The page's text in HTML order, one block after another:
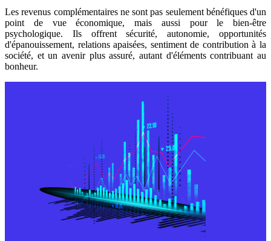
Les revenus complémentaires ne sont pas seulement bénéfiques d'un
point de vue économique, mais aussi pour le bien-être
psychologique. Ils offrent sécurité, autonomie, opportunités
d'épanouissement, relations apaisées, sentiment de contribution à la
société, et un avenir plus assuré, autant d'éléments contribuant au
bonheur.